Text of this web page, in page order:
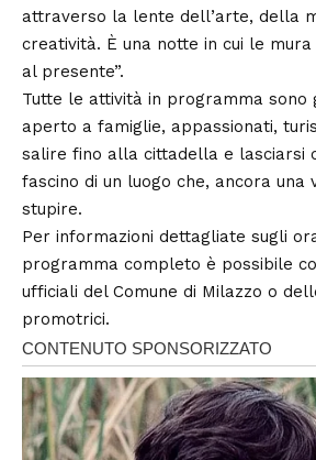
attraverso la lente dell’arte, della
creatività. È una notte in cui le
al presente”.
Tutte le attività in programma sono
aperto a famiglie, appassionati,
salire fino alla cittadella e lasciarsi
fascino di un luogo che, ancora una
stupire.
Per informazioni dettagliate sugli
programma completo è possibile
ufficiali del Comune di Milazzo o
promotrici.